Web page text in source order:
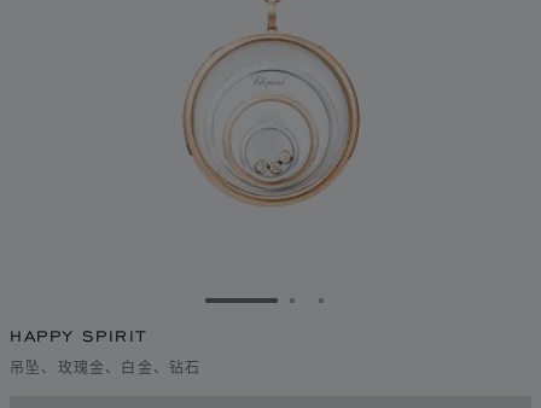
转到幻灯片 1转到幻灯片 2
转到幻灯片 3
HAPPY SPIRIT
吊坠、玫瑰金、白金、钻石